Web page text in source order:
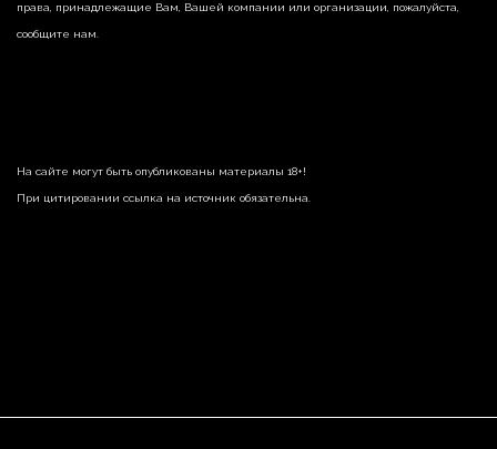
права, принадлежащие Вам, Вашей компании или организации, пожалуйста,
сообщите нам.
На сайте могут быть опубликованы материалы 18+!
При цитировании ссылка на источник обязательна.